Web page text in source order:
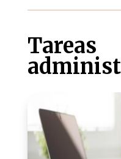
Tareas